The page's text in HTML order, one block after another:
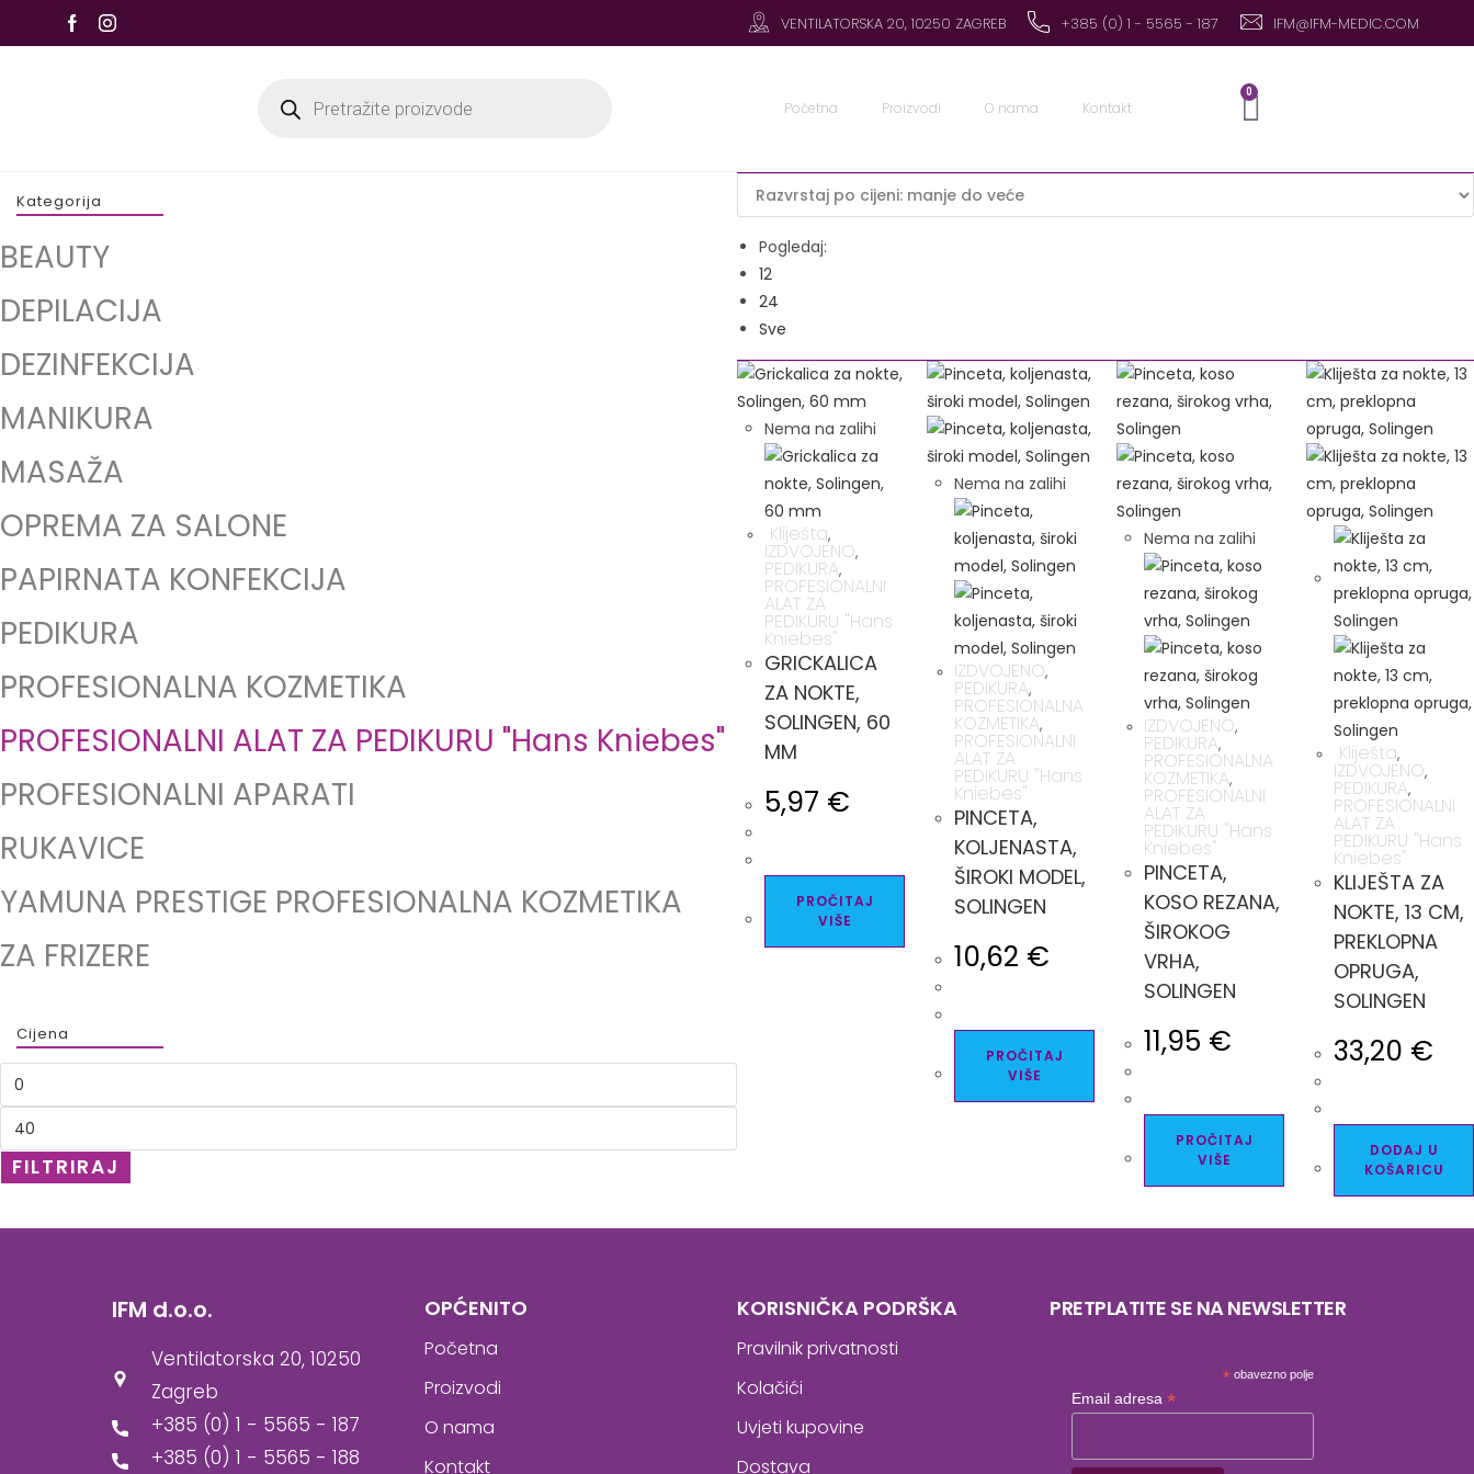
VENTILATORSKA 20, 10250 ZAGREB +385 (0) 1 - 5565 - 187 IFM@IFM-MEDIC.COM
Početna Proizvodi O nama Kontakt
0
Kategorija
BEAUTY
DEPILACIJA
DEZINFEKCIJA
MANIKURA
MASAŽA
OPREMA ZA SALONE
PAPIRNATA KONFEKCIJA
PEDIKURA
PROFESIONALNA KOZMETIKA
PROFESIONALNI ALAT ZA PEDIKURU "Hans Kniebes"
PROFESIONALNI APARATI
RUKAVICE
YAMUNA PRESTIGE PROFESIONALNA KOZMETIKA
ZA FRIZERE
Cijena
FILTRIRAJ
Pogledaj:
12
24
Sve
Nema na zalihi
Kliješta,
IZDVOJENO,
PEDIKURA,
PROFESIONALNI
ALAT ZA
PEDIKURU "Hans
Kniebes"
GRICKALICA
ZA NOKTE,
SOLINGEN, 60
MM
5,97 €
PROČITAJ
VIŠE
Nema na zalihi
IZDVOJENO,
PEDIKURA,
PROFESIONALNA
KOZMETIKA,
PROFESIONALNI
ALAT ZA
PEDIKURU "Hans
Kniebes"
PINCETA,
KOLJENASTA,
ŠIROKI MODEL,
SOLINGEN
10,62 €
PROČITAJ
VIŠE
Nema na zalihi
IZDVOJENO,
PEDIKURA,
PROFESIONALNA
KOZMETIKA,
PROFESIONALNI
ALAT ZA
PEDIKURU "Hans
Kniebes"
PINCETA,
KOSO REZANA,
ŠIROKOG
VRHA,
SOLINGEN
11,95 €
PROČITAJ
VIŠE
Kliješta,
IZDVOJENO,
PEDIKURA,
PROFESIONALNI
ALAT ZA
PEDIKURU "Hans
Kniebes"
KLIJEŠTA ZA
NOKTE, 13 CM,
PREKLOPNA
OPRUGA,
SOLINGEN
33,20 €
DODAJ U
KOŠARICU
IFM d.o.o.
Ventilatorska 20, 10250
Zagreb
+385 (0) 1 - 5565 - 187
+385 (0) 1 - 5565 - 188
OPĆENITO
Početna
Proizvodi
O nama
Kontakt
KORISNIČKA PODRŠKA
Pravilnik privatnosti
Kolačići
Uvjeti kupovine
Dostava
PRETPLATITE SE NA NEWSLETTER
* obavezno polje
Email adresa *